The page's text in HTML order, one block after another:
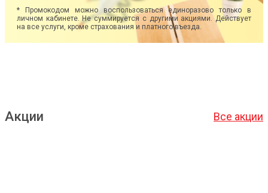
* Промокодом можно воспользоваться единоразово только в
личном кабинете. Не суммируется с другими акциями. Действует
на все услуги, кроме страхования и платного въезда.
Акции Все акции